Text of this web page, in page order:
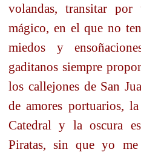
volandas, transitar
mágico, en el que no
miedos y
gaditanos siempre
los callejones de San
de amores portuarios,
Catedral y la oscura
Piratas, sin que yo